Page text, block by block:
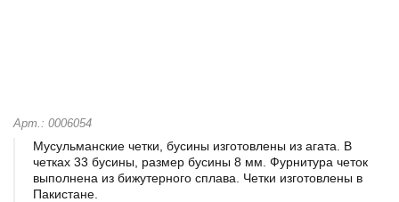
Арт.: 0006054
Мусульманские четки, бусины изготовлены из агата. В
четках 33 бусины, размер бусины 8 мм. Фурнитура четок
выполнена из бижутерного сплава. Четки изготовлены в
Пакистане.